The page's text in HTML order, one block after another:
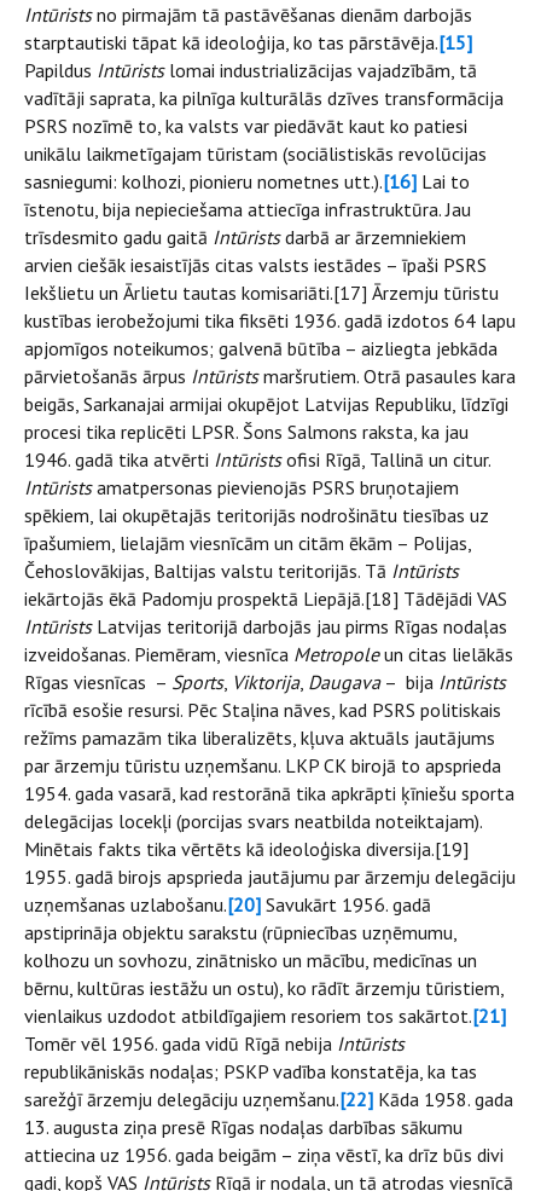
Intūristsno pirmajām tā pastāvēšanas dienām darbojās
starptautiski tāpat kā ideoloģija, ko tas pārstāvēja.[15]
Papildus Intūristslomai industrializācijas vajadzībām, tā
vadītāji saprata, ka pilnīga kulturālās dzīves transformācija
PSRS nozīmē to, ka valsts var piedāvāt kaut ko patiesi
unikālu laikmetīgajam tūristam (sociālistiskās revolūcijas
sasniegumi: kolhozi, pionieru nometnes utt.).[16] Lai to
īstenotu, bija nepieciešama attiecīga infrastruktūra. Jau
trīsdesmito gadu gaitā Intūristsdarbā ar ārzemniekiem
arvien ciešāk iesaistījās citas valsts iestādes – īpaši PSRS
Iekšlietu un Ārlietu tautas komisariāti.[17] Ārzemju tūristu
kustības ierobežojumi tika fiksēti 1936. gadā izdotos 64 lapu
apjomīgos noteikumos; galvenā būtība – aizliegta jebkāda
pārvietošanās ārpus Intūristsmaršrutiem. Otrā pasaules kara
beigās, Sarkanajai armijai okupējot Latvijas Republiku, līdzīgi
procesi tika replicēti LPSR. Šons Salmons raksta, ka jau
1946. gadā tika atvērti Intūristsofisi Rīgā, Tallinā un citur.
Intūristsamatpersonas pievienojās PSRS bruņotajiem
spēkiem, lai okupētajās teritorijās nodrošinātu tiesības uz
īpašumiem, lielajām viesnīcām un citām ēkām – Polijas,
Čehoslovākijas, Baltijas valstu teritorijās. Tā Intūrists
iekārtojās ēkā Padomju prospektā Liepājā.[18] Tādējādi VAS
IntūristsLatvijas teritorijā darbojās jau pirms Rīgas nodaļas
izveidošanas. Piemēram, viesnīca Metropoleun citas lielākās
Rīgas viesnīcas – Sports, Viktorija, Daugava– bija Intūrists
rīcībā esošie resursi. Pēc Staļina nāves, kad PSRS politiskais
režīms pamazām tika liberalizēts, kļuva aktuāls jautājums
par ārzemju tūristu uzņemšanu. LKP CK birojā to apsprieda
1954. gada vasarā, kad restorānā tika apkrāpti ķīniešu sporta
delegācijas locekļi (porcijas svars neatbilda noteiktajam).
Minētais fakts tika vērtēts kā ideoloģiska diversija.[19]
1955. gadā birojs apsprieda jautājumu par ārzemju delegāciju
uzņemšanas uzlabošanu.[20] Savukārt 1956. gadā
apstiprināja objektu sarakstu (rūpniecības uzņēmumu,
kolhozu un sovhozu, zinātnisko un mācību, medicīnas un
bērnu, kultūras iestāžu un ostu), ko rādīt ārzemju tūristiem,
vienlaikus uzdodot atbildīgajiem resoriem tos sakārtot.[21]
Tomēr vēl 1956. gada vidū Rīgā nebija Intūrists
republikāniskās nodaļas; PSKP vadība konstatēja, ka tas
sarežģī ārzemju delegāciju uzņemšanu.[22] Kāda 1958. gada
13. augusta ziņa presē Rīgas nodaļas darbības sākumu
attiecina uz 1956. gada beigām – ziņa vēstī, ka drīz būs divi
gadi, kopš VAS IntūristsRīgā ir nodaļa, un tā atrodas viesnīcā